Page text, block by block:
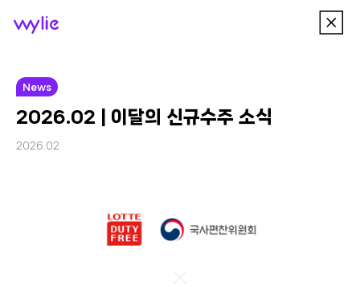
이
전
wylie
News
2026.02 | 이달의 신규수주 소식
2026.02